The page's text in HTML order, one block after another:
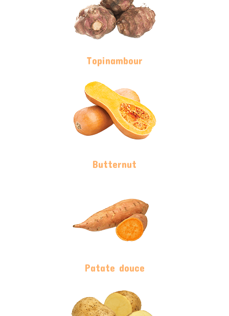
Topinambour
Butternut
Patate douce